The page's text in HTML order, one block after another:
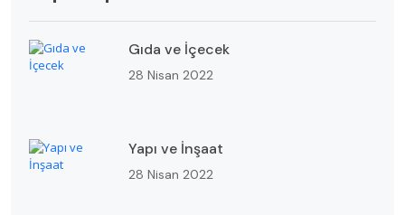
Gıda ve İçecek
28 Nisan 2022
Yapı ve İnşaat
28 Nisan 2022